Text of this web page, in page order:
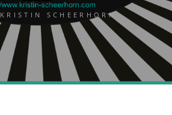
KRISTIN SCHEERHORN